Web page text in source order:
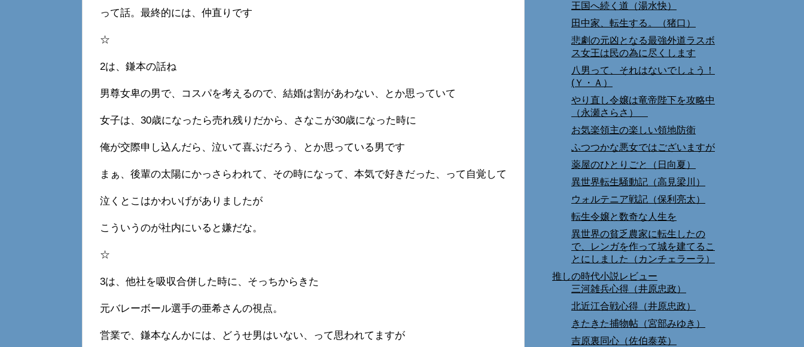
って話。最終的には、仲直りです
☆
2は、鎌本の話ね
男尊女卑の男で、コスパを考えるので、結婚は割があわない、とか思っていて
女子は、30歳になったら売れ残りだから、さなこが30歳になった時に
俺が交際申し込んだら、泣いて喜ぶだろう、とか思っている男です
まぁ、後輩の太陽にかっさらわれて、その時になって、本気で好きだった、って自覚して
泣くとこはかわいげがありましたが
こういうのが社内にいると嫌だな。
☆
3は、他社を吸収合併した時に、そっちからきた
元バレーボール選手の亜希さんの視点。
営業で、鎌本なんかには、どうせ男はいない、って思われてますが
王国へ続く道（湯水快）
田中家、転生する。（猪口）
悲劇の元凶となる最強外道ラスボ
ス女王は民の為に尽くします
八男って、それはないでしょう！
(Ｙ・Ａ）
やり直し令嬢は竜帝陛下を攻略中
（永瀬さらさ）
お気楽領主の楽しい領地防衛
ふつつかな悪女ではございますが
薬屋のひとりごと（日向夏）
異世界転生騒動記（高見梁川）
ウォルテニア戦記（保利亮太）
転生令嬢と数奇な人生を
異世界の貧乏農家に転生したの
で、レンガを作って城を建てるこ
とにしました（カンチェラーラ）
推しの時代小説レビュー
三河雑兵心得（井原忠政）
北近江合戦心得（井原忠政）
きたきた捕物帖（宮部みゆき）
吉原裏同心（佐伯泰英）